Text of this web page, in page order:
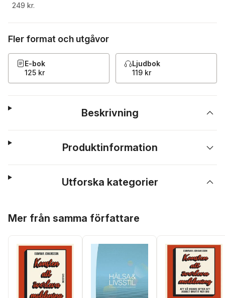
249 kr.
Fler format och utgåvor
E-bok
125 kr
Ljudbok
119 kr
Beskrivning
Produktinformation
Utforska kategorier
Mer från samma författare